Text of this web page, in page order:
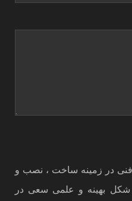
فنی در زمینه ساخت ، نصب و
شکل بهینه و علمی سعی در